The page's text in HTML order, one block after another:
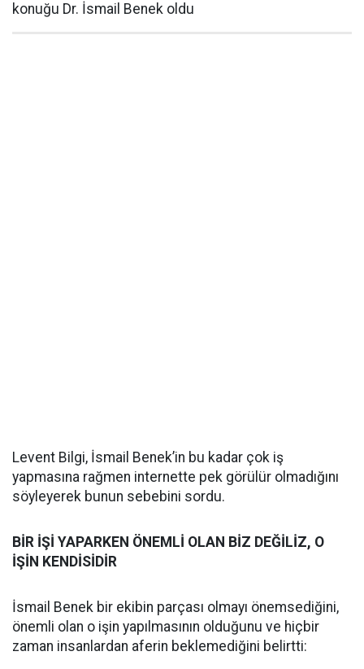
konuğu Dr. İsmail Benek oldu
Levent Bilgi, İsmail Benek’in bu kadar çok iş
yapmasına rağmen internette pek görülür olmadığını
söyleyerek bunun sebebini sordu.
BİR İŞİ YAPARKEN ÖNEMLİ OLAN BİZ DEĞİLİZ, O
İŞİN KENDİSİDİR
İsmail Benek bir ekibin parçası olmayı önemsediğini,
önemli olan o işin yapılmasının olduğunu ve hiçbir
zaman insanlardan aferin beklemediğini belirtti: